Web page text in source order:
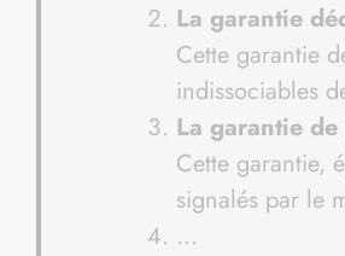
La garantie
Cette garantie
indissociables
La garantie
Cette garantie,
signalés par le
...